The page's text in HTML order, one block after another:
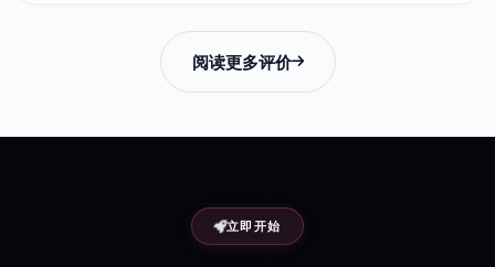
阅读更多评价
立即开始